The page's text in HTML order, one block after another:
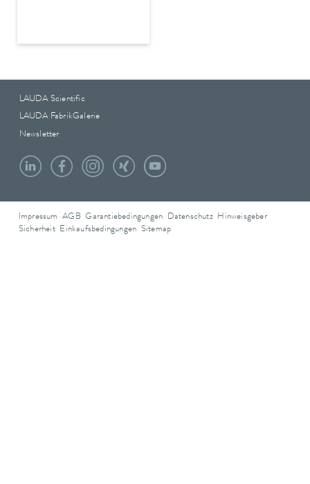
LAUDA Scientific
LAUDA FabrikGalerie
Newsletter
Impressum AGB Garantiebedingungen Datenschutz Hinweisgeber
Sicherheit Einkaufsbedingungen Sitemap